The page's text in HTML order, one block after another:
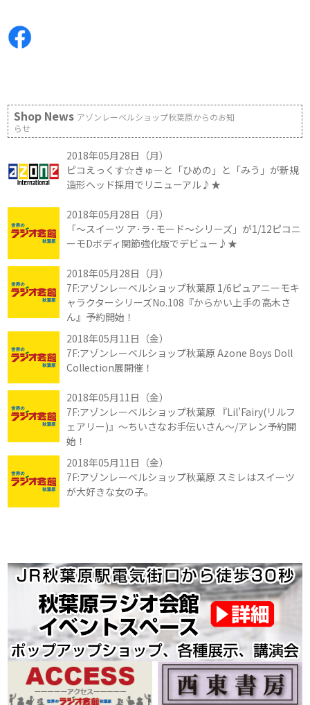
Shop News アゾンレーベルショップ秋葉原からのお知
らせ
2018年05月28日（月）
ピコえっくす☆きゅーと「ひめの」と「みう」が新規
造形ヘッド採用でリニューアル♪★
2018年05月28日（月）
「～スイーツ ア･ラ･モード～シリーズ」が1/12ピコニ
ーモDボディ関節強化版でデビュー♪★
2018年05月28日（月）
7F:アゾンレーベルショップ秋葉原 1/6ピュアニーモキ
ャラクターシリーズNo.108『からかい上手の高木さ
ん』予約開始！
2018年05月11日（金）
7F:アゾンレーベルショップ秋葉原 Azone Boys Doll
Collection展開催！
2018年05月11日（金）
7F:アゾンレーベルショップ秋葉原 『Lil’Fairy(リルフ
ェアリー)』～ちいさなお手伝いさん～/アレン予約開
始！
2018年05月11日（金）
7F:アゾンレーベルショップ秋葉原 スミレはスイーツ
が大好きな女の子。